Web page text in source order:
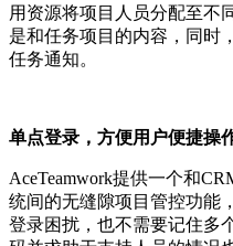
用资源将项目人员分配至不
是和任务项目的内容，同时
任务通知。
单点登录，方便用户便捷操
AceTeamwork提供一个和
统间的无缝隙项目管控功能
登录困扰，也不需要记住多